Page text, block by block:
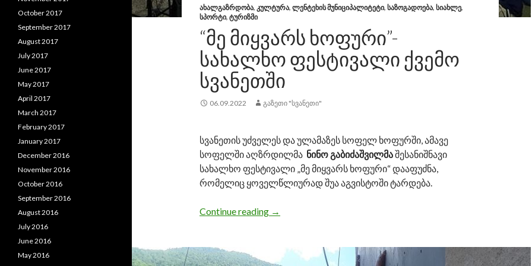
ᲐᲮᲐᲚᲒᲐᲖᲠᲓᲝᲑᲐ, ᲙᲣᲚᲢᲣᲠᲐ, ᲚᲔᲜᲢᲔᲮᲘᲡ ᲛᲣᲜᲘᲪᲘᲞᲐᲚᲘᲢᲔᲢᲘ, ᲡᲐᲖᲝᲒᲐᲓᲝᲔᲑᲐ, ᲡᲘᲐᲮᲚᲔ,
ᲡᲞᲝᲠᲢᲘ, ᲢᲣᲠᲘᲖᲛᲘ
“ᲛᲔ ᲛᲘᲧᲕᲐᲠᲡ ᲮᲝᲤᲣᲠᲘ”-
ᲡᲐᲮᲐᲚᲮᲝ ᲤᲔᲡᲢᲘᲕᲐᲚᲘ ᲥᲕᲔᲛᲝ
ᲡᲕᲐᲜᲔᲗᲨᲘ
06.09.2022 ᲒᲐᲖᲔᲗᲘ "ᲡᲕᲐᲜᲔᲗᲘ"
სვანეთის უძველეს და ულამაზეს სოფელ ხოფურში, ამავე
სოფელში აღზრდილმა ნინო გაბიძაშვილმაშესანიშნავი
სახალხო ფესტივალი „მე მიყვარს ხოფური“ დააფუძნა,
რომელიც ყოველწლიურად შუა აგვისტოში ტარდება.
Continue reading “მე მიყვარს ხოფური”- სახალხო ფესტივალი ქვემო
→
October 2017
September 2017
August 2017
July 2017
June 2017
May 2017
April 2017
March 2017
February 2017
January 2017
December 2016
November 2016
October 2016
September 2016
August 2016
July 2016
June 2016
May 2016